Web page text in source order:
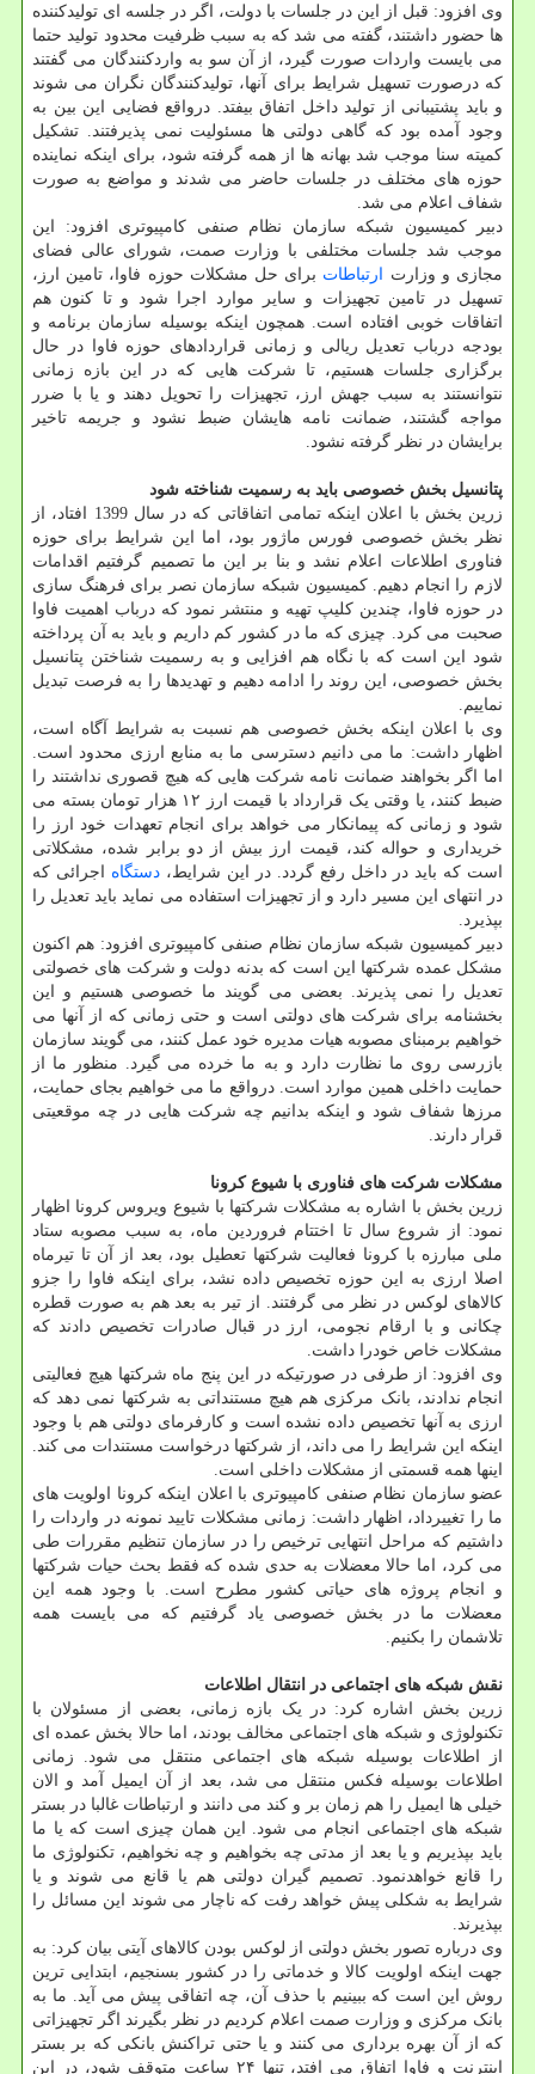
وی افزود: قبل از این در جلسات با دولت، اگر در جلسه ای تولیدکننده
ها حضور داشتند، گفته می شد که به سبب ظرفیت محدود تولید حتما
می بایست واردات صورت گیرد، از آن سو به واردکنندگان می گفتند
که درصورت تسهیل شرایط برای آنها، تولیدکنندگان نگران می شوند
و باید پشتیبانی از تولید داخل اتفاق بیفتد. درواقع فضایی این بین به
وجود آمده بود که گاهی دولتی ها مسئولیت نمی پذیرفتند. تشکیل
کمیته سنا موجب شد بهانه ها از همه گرفته شود، برای اینکه نماینده
حوزه های مختلف در جلسات حاضر می شدند و مواضع به صورت
شفاف اعلام می شد.
دبیر کمیسیون شبکه سازمان نظام صنفی کامپیوتری افزود: این
موجب شد جلسات مختلفی با وزارت صمت، شورای عالی فضای
مجازی و وزارت
ارتباطات برای حل مشکلات حوزه فاوا، تامین ارز،
تسهیل در تامین تجهیزات و سایر موارد اجرا شود و تا کنون هم
اتفاقات خوبی افتاده است. همچون اینکه بوسیله سازمان برنامه و
بودجه درباب تعدیل ریالی و زمانی قراردادهای حوزه فاوا در حال
برگزاری جلسات هستیم، تا شرکت هایی که در این بازه زمانی
نتوانستند به سبب جهش ارز، تجهیزات را تحویل دهند و یا با ضرر
مواجه گشتند، ضمانت نامه هایشان ضبط نشود و جریمه تاخیر
برایشان در نظر گرفته نشود.
پتانسیل بخش خصوصی باید به رسمیت شناخته شود
زرین بخش با اعلان اینکه تمامی اتفاقاتی که در سال 1399 افتاد، از
نظر بخش خصوصی فورس ماژور بود، اما این شرایط برای حوزه
فناوری اطلاعات اعلام نشد و بنا بر این ما تصمیم گرفتیم اقدامات
لازم را انجام دهیم. کمیسیون شبکه سازمان نصر برای فرهنگ سازی
در حوزه فاوا، چندین کلیپ تهیه و منتشر نمود که درباب اهمیت فاوا
صحبت می کرد. چیزی که ما در کشور کم داریم و باید به آن پرداخته
شود این است که با نگاه هم افزایی و به رسمیت شناختن پتانسیل
بخش خصوصی، این روند را ادامه دهیم و تهدیدها را به فرصت تبدیل
نماییم.
وی با اعلان اینکه بخش خصوصی هم نسبت به شرایط آگاه است،
اظهار داشت: ما می دانیم دسترسی ما به منابع ارزی محدود است.
اما اگر بخواهند ضمانت نامه شرکت هایی که هیچ قصوری نداشتند را
ضبط کنند، یا وقتی یک قرارداد با قیمت ارز ۱۲ هزار تومان بسته می
شود و زمانی که پیمانکار می خواهد برای انجام تعهدات خود ارز را
خریداری و حواله کند، قیمت ارز بیش از دو برابر شده، مشکلاتی
است که باید در داخل رفع گردد. در این شرایط، دستگاه اجرائی که
در انتهای این مسیر دارد و از تجهیزات استفاده می نماید باید تعدیل را
بپذیرد.
دبیر کمیسیون شبکه سازمان نظام صنفی کامپیوتری افزود: هم اکنون
مشکل عمده شرکتها این است که بدنه دولت و شرکت های خصولتی
تعدیل را نمی پذیرند. بعضی می گویند ما خصوصی هستیم و این
بخشنامه برای شرکت های دولتی است و حتی زمانی که از آنها می
خواهیم برمبنای مصوبه هیات مدیره خود عمل کنند، می گویند سازمان
بازرسی روی ما نظارت دارد و به ما خرده می گیرد. منظور ما از
حمایت داخلی همین موارد است. درواقع ما می خواهیم بجای حمایت،
مرزها شفاف شود و اینکه بدانیم چه شرکت هایی در چه موقعیتی
قرار دارند.
مشکلات شرکت های فناوری با شیوع کرونا
زرین بخش با اشاره به مشکلات شرکتها با شیوع ویروس کرونا اظهار
نمود: از شروع سال تا اختتام فروردین ماه، به سبب مصوبه ستاد
ملی مبارزه با کرونا فعالیت شرکتها تعطیل بود، بعد از آن تا تیرماه
اصلا ارزی به این حوزه تخصیص داده نشد، برای اینکه فاوا را جزو
کالاهای لوکس در نظر می گرفتند. از تیر به بعد هم به صورت قطره
چکانی و با ارقام نجومی، ارز در قبال صادرات تخصیص دادند که
مشکلات خاص خودرا داشت.
وی افزود: از طرفی در صورتیکه در این پنج ماه شرکتها هیچ فعالیتی
انجام ندادند، بانک مرکزی هم هیچ مستنداتی به شرکتها نمی دهد که
ارزی به آنها تخصیص داده نشده است و کارفرمای دولتی هم با وجود
اینکه این شرایط را می داند، از شرکتها درخواست مستندات می کند.
اینها همه قسمتی از مشکلات داخلی است.
عضو سازمان نظام صنفی کامپیوتری با اعلان اینکه کرونا اولویت های
ما را تغییرداد، اظهار داشت: زمانی مشکلات تایید نمونه در واردات را
داشتیم که مراحل انتهایی ترخیص را در سازمان تنظیم مقررات طی
می کرد، اما حالا معضلات به حدی شده که فقط بحث حیات شرکتها
و انجام پروژه های حیاتی کشور مطرح است. با وجود همه این
معضلات ما در بخش خصوصی یاد گرفتیم که می بایست همه
تلاشمان را بکنیم.
نقش شبکه های اجتماعی در انتقال اطلاعات
زرین بخش اشاره کرد: در یک بازه زمانی، بعضی از مسئولان با
تکنولوژی و شبکه های اجتماعی مخالف بودند، اما حالا بخش عمده ای
از اطلاعات بوسیله شبکه های اجتماعی منتقل می شود. زمانی
اطلاعات بوسیله فکس منتقل می شد، بعد از آن ایمیل آمد و الان
خیلی ها ایمیل را هم زمان بر و کند می دانند و ارتباطات غالبا در بستر
شبکه های اجتماعی انجام می شود. این همان چیزی است که یا ما
باید بپذیریم و یا بعد از مدتی چه بخواهیم و چه نخواهیم، تکنولوژی ما
را قانع خواهدنمود. تصمیم گیران دولتی هم یا قانع می شوند و یا
شرایط به شکلی پیش خواهد رفت که ناچار می شوند این مسائل را
بپذیرند.
وی درباره تصور بخش دولتی از لوکس بودن کالاهای آیتی بیان کرد: به
جهت اینکه اولویت کالا و خدماتی را در کشور بسنجیم، ابتدایی ترین
روش این است که ببینیم با حذف آن، چه اتفاقی پیش می آید. ما به
بانک مرکزی و وزارت صمت اعلام کردیم در نظر بگیرند اگر تجهیزاتی
که از آن بهره برداری می کنند و یا حتی تراکنش بانکی که بر بستر
اینترنت و فاوا اتفاق می افتد، تنها ۲۴ ساعت متوقف شود، در این